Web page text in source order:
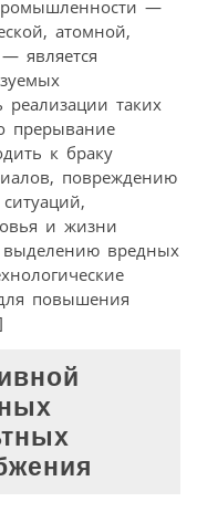
—
атомной,
является
таких
прерывание
к браку
повреждению
и жизни
вредных
повышения